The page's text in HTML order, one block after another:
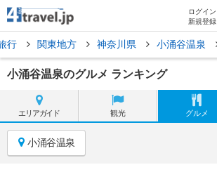
ログイン
新規登録
行 関東地方 神奈川県 小涌谷温泉
小涌谷温泉のグルメ ランキング
エリアガイド 観光 グルメ
小涌谷温泉